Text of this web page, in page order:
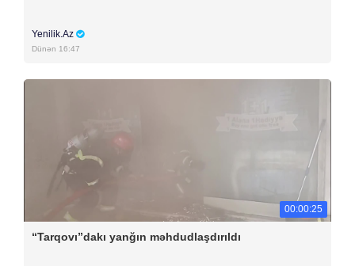
Yenilik.Az
Dünən 16:47
00:00:25
“Tarqovı”dakı yanğın məhdudlaşdırıldı